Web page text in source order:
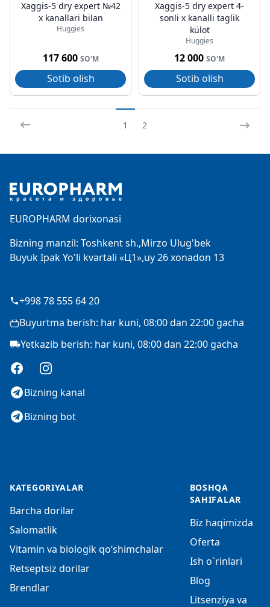
Xaggis-5 dry expert №42
x kanallari bilan
Huggies
117 600 SO'M
Sotib olish
Xaggis-5 dry expert 4-
sonli x kanalli taglik
külot
Huggies
12 000 SO'M
Sotib olish
1 2
EUROPHARM dorixonasi
Bizning manzil: Toshkent sh.,Mirzo Ulug'bek
Buyuk Ipak Yo'li kvartali «Ц1»,uy 26 xonadon 13
+998 78 555 64 20
Buyurtma berish: har kuni, 08:00 dan 22:00 gacha
Yetkazib berish: har kuni, 08:00 dan 22:00 gacha
FacebookInstagram
Bizning kanal
Bizning bot
KATEGORIYALAR
Barcha dorilar
Salomatlik
Vitamin va biologik qo‘shimchalar
Retseptsiz dorilar
Brendlar
BOSHQA
SAHIFALAR
Biz haqimizda
Oferta
Ish o`rinlari
Blog
Litsenziya va